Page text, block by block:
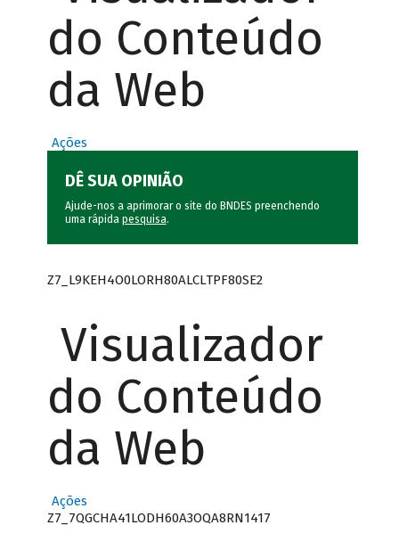
do Conteúdo
da Web
Ações
DÊ SUA OPINIÃO
Ajude-nos a aprimorar o site do BNDES preenchendo
uma rápida pesquisa.
Z7_L9KEH4O0LORH80ALCLTPF80SE2
Visualizador
do Conteúdo
da Web
Ações
Z7_7QGCHA41LODH60A3OQA8RN1417